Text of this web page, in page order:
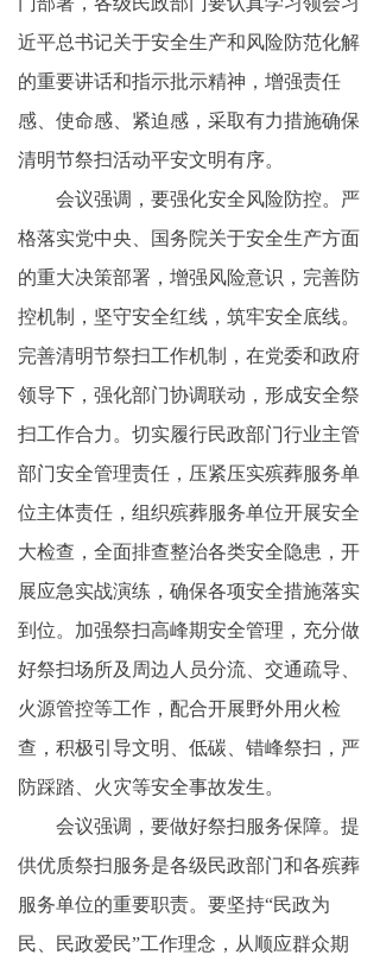
近平总书记关于安全生产和风险防范化解
的重要讲话和指示批示精神，增强责任
感、使命感、紧迫感，采取有力措施确保
清明节祭扫活动平安文明有序。
会议强调，要强化安全风险防控。严
格落实党中央、国务院关于安全生产方面
的重大决策部署，增强风险意识，完善防
控机制，坚守安全红线，筑牢安全底线。
完善清明节祭扫工作机制，在党委和政府
领导下，强化部门协调联动，形成安全祭
扫工作合力。切实履行民政部门行业主管
部门安全管理责任，压紧压实殡葬服务单
位主体责任，组织殡葬服务单位开展安全
大检查，全面排查整治各类安全隐患，开
展应急实战演练，确保各项安全措施落实
到位。加强祭扫高峰期安全管理，充分做
好祭扫场所及周边人员分流、交通疏导、
火源管控等工作，配合开展野外用火检
查，积极引导文明、低碳、错峰祭扫，严
防踩踏、火灾等安全事故发生。
会议强调，要做好祭扫服务保障。提
供优质祭扫服务是各级民政部门和各殡葬
服务单位的重要职责。要坚持“民政为
民、民政爱民”工作理念，从顺应群众期